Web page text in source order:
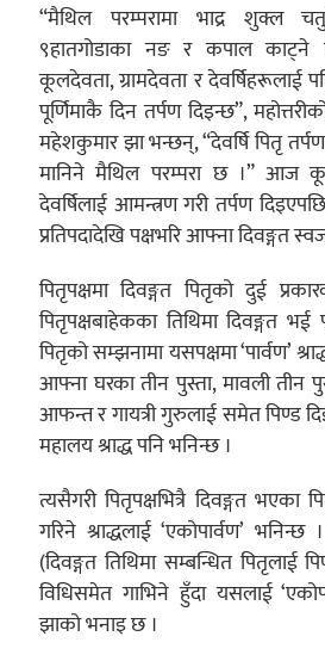
“मैथिल परम्परामा भाद्र शुक्ल
९हातगोडाका नङ र कपाल काट्ने
कूलदेवता, ग्रामदेवता र देवर्षिहरूलाई
पूर्णिमाकै दिन तर्पण दिइन्छ”,
महेशकुमार झा भन्छन्, “देवर्षि पितृ
मानिने मैथिल परम्परा छ ।” आज
देवर्षिलाई आमन्त्रण गरी तर्पण
प्रतिपदादेखि पक्षभरि आफ्ना दिवङ्गत
पितृपक्षमा दिवङ्गत पितृको दुई
पितृपक्षबाहेकका तिथिमा दिवङ्गत भई
पितृको सम्झनामा यसपक्षमा ‘पार्वण’
आफ्ना घरका तीन पुस्ता, मावली तीन
आफन्त र गायत्री गुरुलाई समेत पिण्ड
महालय श्राद्ध पनि भनिन्छ ।
त्यसैगरी पितृपक्षभित्रै दिवङ्गत भएका
गरिने श्राद्धलाई ‘एकोपार्वण’ भनिन्छ
(दिवङ्गत तिथिमा सम्बन्धित पितृलाई
विधिसमेत गाभिने हुँदा यसलाई
झाको भनाइ छ ।